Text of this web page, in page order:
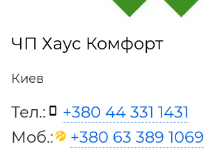
ЧП Хаус Комфорт
Киев
Тел.:
+380 44 331 1431
Моб.:
+380 63 389 1069